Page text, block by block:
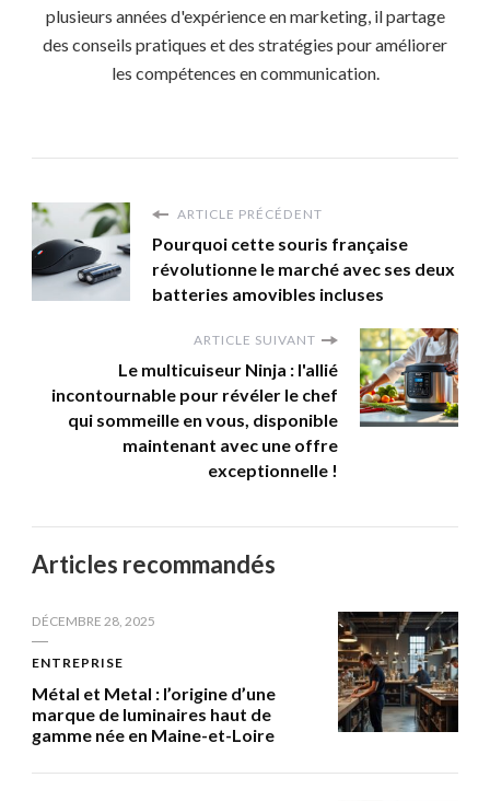
plusieurs années d'expérience en marketing, il partage
des conseils pratiques et des stratégies pour améliorer
les compétences en communication.
ARTICLE PRÉCÉDENT
Pourquoi cette souris française
révolutionne le marché avec ses deux
batteries amovibles incluses
ARTICLE SUIVANT
Le multicuiseur Ninja : l'allié
incontournable pour révéler le chef
qui sommeille en vous, disponible
maintenant avec une offre
exceptionnelle !
Articles recommandés
DÉCEMBRE 28, 2025
ENTREPRISE
Métal et Metal : l’origine d’une
marque de luminaires haut de
gamme née en Maine-et-Loire